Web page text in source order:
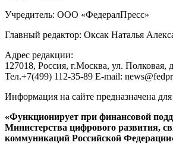
Учредитель: ООО «ФедералПресс»
Главный редактор: Оксак Наталья
Адрес редакции:
127018, Россия, г.Москва, ул. Полковая,
Тел.+7(499) 112-35-89 E-mail:
Информация на сайте предназначена
«Функционирует при финансовой
Министерства цифрового развития,
коммуникаций Российской